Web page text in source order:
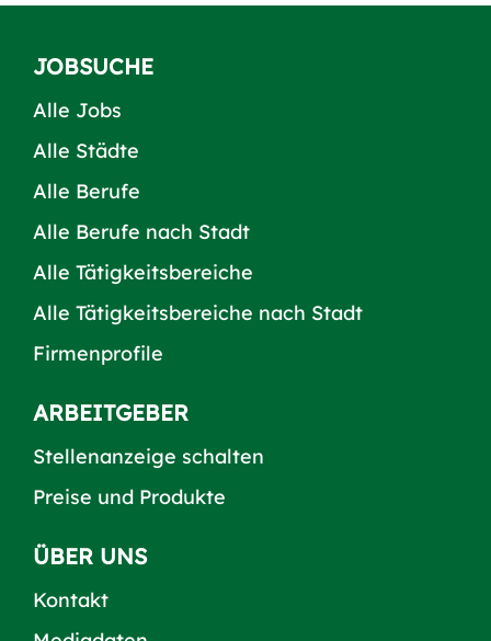
JOBSUCHE
Alle Jobs
Alle Städte
Alle Berufe
Alle Berufe nach Stadt
Alle Tätigkeitsbereiche
Alle Tätigkeitsbereiche nach Stadt
Firmenprofile
ARBEITGEBER
Stellenanzeige schalten
Preise und Produkte
ÜBER UNS
Kontakt